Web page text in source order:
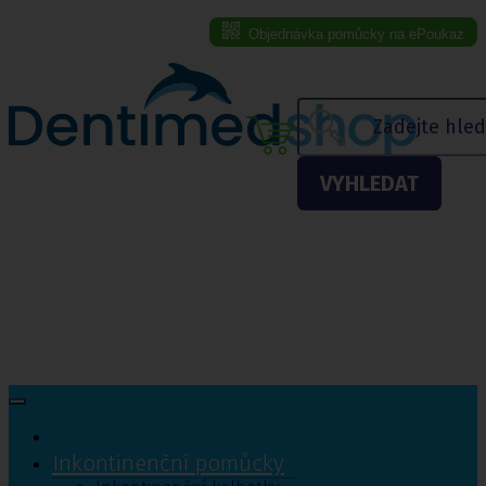
Objednávka pomůcky na ePoukaz
VYHLEDAT
Inkontinenční pomůcky